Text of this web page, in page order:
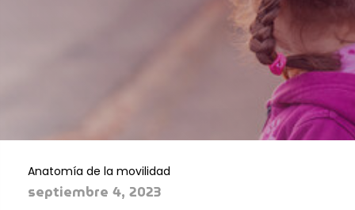
Anatomía de la movilidad
septiembre 4, 2023